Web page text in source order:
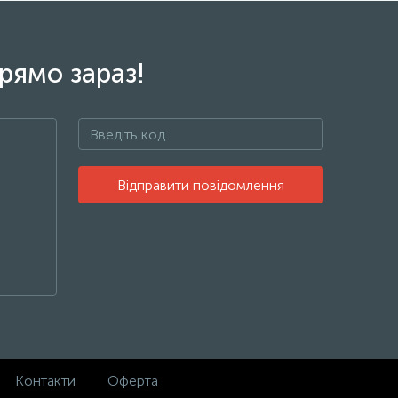
зараз!
Відправити повідомлення
Контакти Оферта